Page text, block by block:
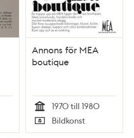
Annons för MEA
boutique
Tid
1970 till 1980
Typ
Bildkonst